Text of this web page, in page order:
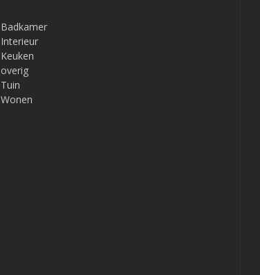
Badkamer
Interieur
Keuken
overig
Tuin
Wonen